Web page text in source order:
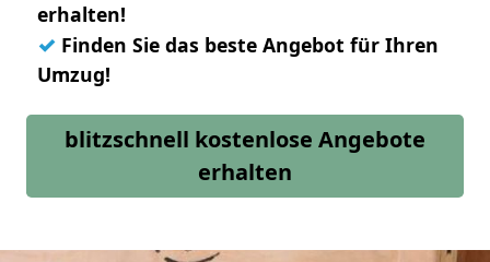
erhalten!
✓ Finden Sie das beste Angebot für Ihren
Umzug!
blitzschnell kostenlose Angebote
erhalten